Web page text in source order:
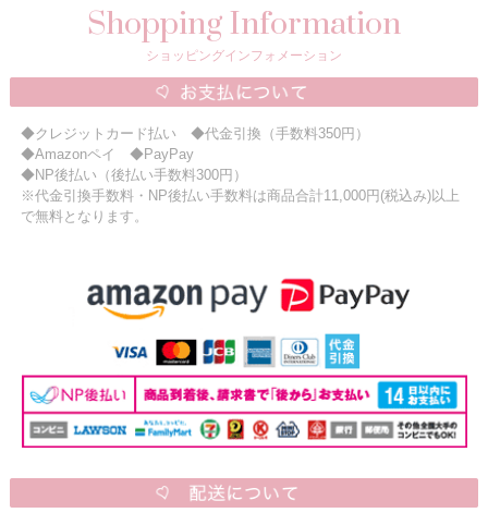
Shopping Information
ショッピングインフォメーション
◆クレジットカード払い ◆代金引換（手数料350円）
◆Amazonペイ ◆PayPay
◆NP後払い（後払い手数料300円）
※代金引換手数料・NP後払い手数料は商品合計11,000円(税込み)以上
で無料となります。